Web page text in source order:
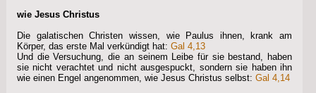
wie Jesus Christus
Die galatischen Christen wissen, wie Paulus ihnen, krank am
Körper, das erste Mal verkündigt hat: Gal 4,13
Und die Versuchung, die an seinem Leibe für sie bestand, haben
sie nicht verachtet und nicht ausgespuckt, sondern sie haben ihn
wie einen Engel angenommen, wie Jesus Christus selbst: Gal 4,14